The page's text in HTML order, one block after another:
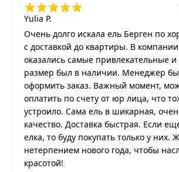
Yulia P.
Очень долго искала ель Берген по
с доставкой до квартиры. В
оказались самые привлекательные
размер был в наличии. Менеджер
оформить заказ. Важный момент,
оплатить по счету от юр лица, что
устроило. Сама ель в шикарная,
качество. Доставка быстрая. Если
елка, то буду покупать только у них.
нетерпением нового года, чтобы
красотой!